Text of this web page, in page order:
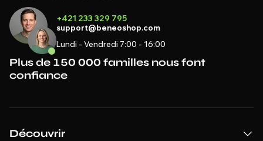
+421 233 329 795
support@beneoshop.com
Lundi - Vendredi 7:00 - 16:00
Plus de 150 000 familles nous font
confiance
Découvrir